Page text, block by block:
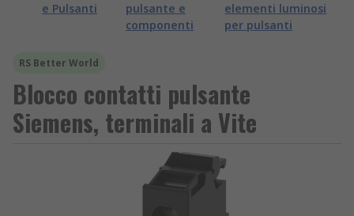
e Pulsanti
pulsante e
componenti
elementi luminosi
per pulsanti
RS Better World
Blocco contatti pulsante
Siemens, terminali a Vite